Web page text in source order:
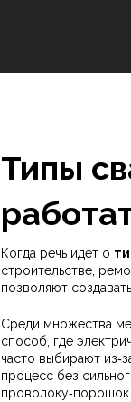
Типы
Когда речь идет о
строительстве,
позволяют
Среди множества
способ, где
часто выбирают
процесс без